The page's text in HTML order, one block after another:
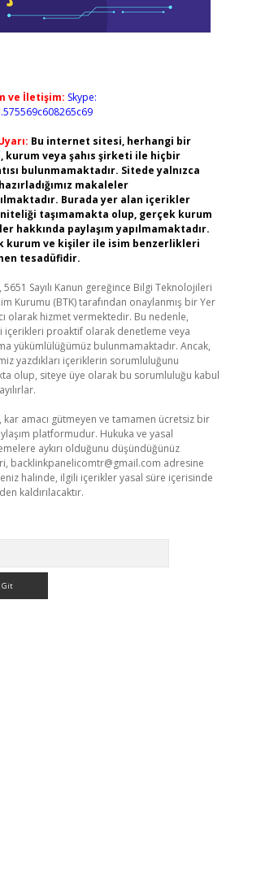
ve İletişim: Skype:
Bu internet sitesi, herhangi bir
kurum veya şahıs şirketi ile hiçbir
bulunmamaktadır. Sitede yalnızca
makaleler
Burada yer alan içerikler
taşımamakta olup, gerçek kurum
hakkında paylaşım yapılmamaktadır.
kurum ve kişiler ile isim benzerlikleri
tesadüfidir.
5651 Sayılı Kanun gereğince Bilgi Teknolojileri
Kurumu (BTK) tarafından onaylanmış bir Yer
olarak hizmet vermektedir. Bu nedenle,
içerikleri proaktif olarak denetleme veya
yükümlülüğümüz bulunmamaktadır. Ancak,
yazdıkları içeriklerin sorumluluğunu
olup, siteye üye olarak bu sorumluluğu kabul
kar amacı gütmeyen ve tamamen ücretsiz bir
platformudur. Hukuka ve yasal
aykırı olduğunu düşündüğünüz
backlinkpanelicomtr@gmail.com adresine
halinde, ilgili içerikler yasal süre içerisinde
kaldırılacaktır.